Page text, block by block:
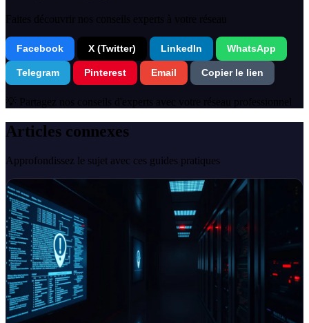
Faites découvrir nos conseils experts à votre réseau
Facebook X (Twitter) LinkedIn WhatsApp
Telegram Pinterest Email Copier le lien
💡 Partagez nos conseils d'experts avec votre réseau professionnel
Articles connexes
Approfondissez le sujet avec ces guides pratiques